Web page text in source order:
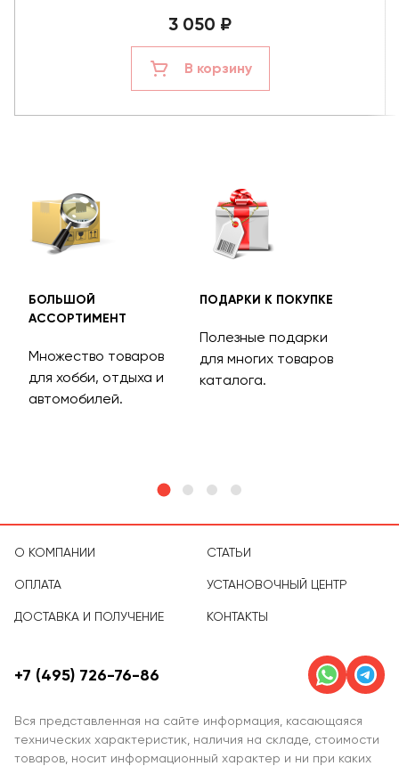
3 050 ₽
В корзину
БОЛЬШОЙ
АССОРТИМЕНТ
Множество товаров
для хобби, отдыха и
автомобилей.
ПОДАРКИ К ПОКУПКЕ
Полезные подарки
для многих товаров
каталога.
О КОМПАНИИ
ОПЛАТА
ДОСТАВКА И ПОЛУЧЕНИЕ
СТАТЬИ
УСТАНОВОЧНЫЙ ЦЕНТР
КОНТАКТЫ
Вся представленная на сайте информация, касающаяся
технических характеристик, наличия на складе, стоимости
товаров, носит информационный характер и ни при каких
+7 (495) 726-76-86